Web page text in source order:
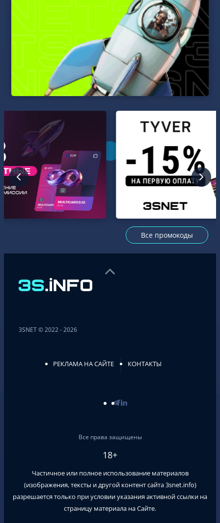
Все промокоды
3SNET © 2022 - 2026
РЕКЛАМА НА САЙТЕ КОНТАКТЫ
Все права защищены
18+
Частичное или полное использование материалов
(изображения, тексты и другой контент сайта3snet.info)
разрешается только при условии указания активной ссылки на
страницу материала на Сайте.